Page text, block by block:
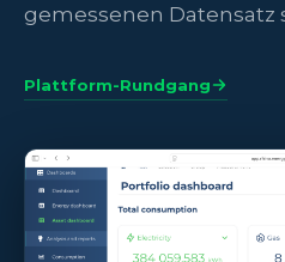
gemessenen Datensatz
Plattform-Rundgang